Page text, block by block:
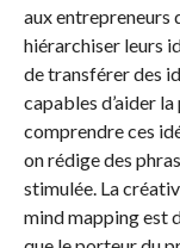
aux entrepreneurs
hiérarchiser leurs
de transférer des
capables d’aider
comprendre ces
on rédige des
stimulée. La
mind mapping est